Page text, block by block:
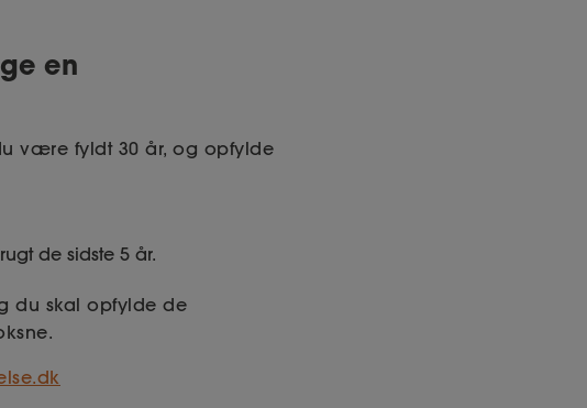
en
være fyldt 30 år, og opfylde
de sidste 5 år.
du skal opfylde de